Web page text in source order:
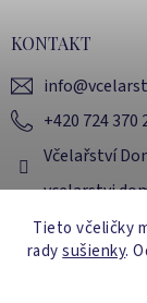
Tieto včeličky
radysušienky.
KONTAKT
info@
+420 724 370
Včelařství